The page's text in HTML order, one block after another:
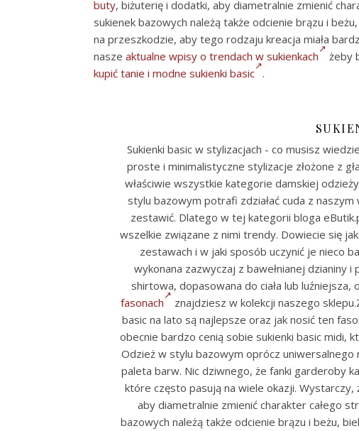
buty, biżuterię i dodatki, aby diametralnie zmienić
sukienek bazowych należą także odcienie brązu i
na przeszkodzie, aby tego rodzaju kreacja miała
nasze aktualne wpisy o trendach w sukienkach żeby
kupić tanie i modne sukienki basic .
Sukienki basic w stylizacjach - co musisz
proste i minimalistyczne stylizacje złożone z
właściwie wszystkie kategorie damskiej
stylu bazowym potrafi zdziałać cuda z
zestawić. Dlatego w tej kategorii bloga
wszelkie związane z nimi trendy. Dowiecie się
zestawach i w jaki sposób uczynić je nieco
wykonana zazwyczaj z bawełnianej dzianiny
shirtowa, dopasowana do ciała lub luźniejsza,
fasonach
znajdziesz w kolekcji naszego
basic na lato są najlepsze oraz jak nosić ten
obecnie bardzo cenią sobie sukienki basic midi,
Odzież w stylu bazowym oprócz uniwersalnego
paleta barw. Nic dziwnego, że fanki garderoby
które często pasują na wiele okazji.
aby diametralnie zmienić charakter całego
bazowych należą także odcienie brązu i beżu,